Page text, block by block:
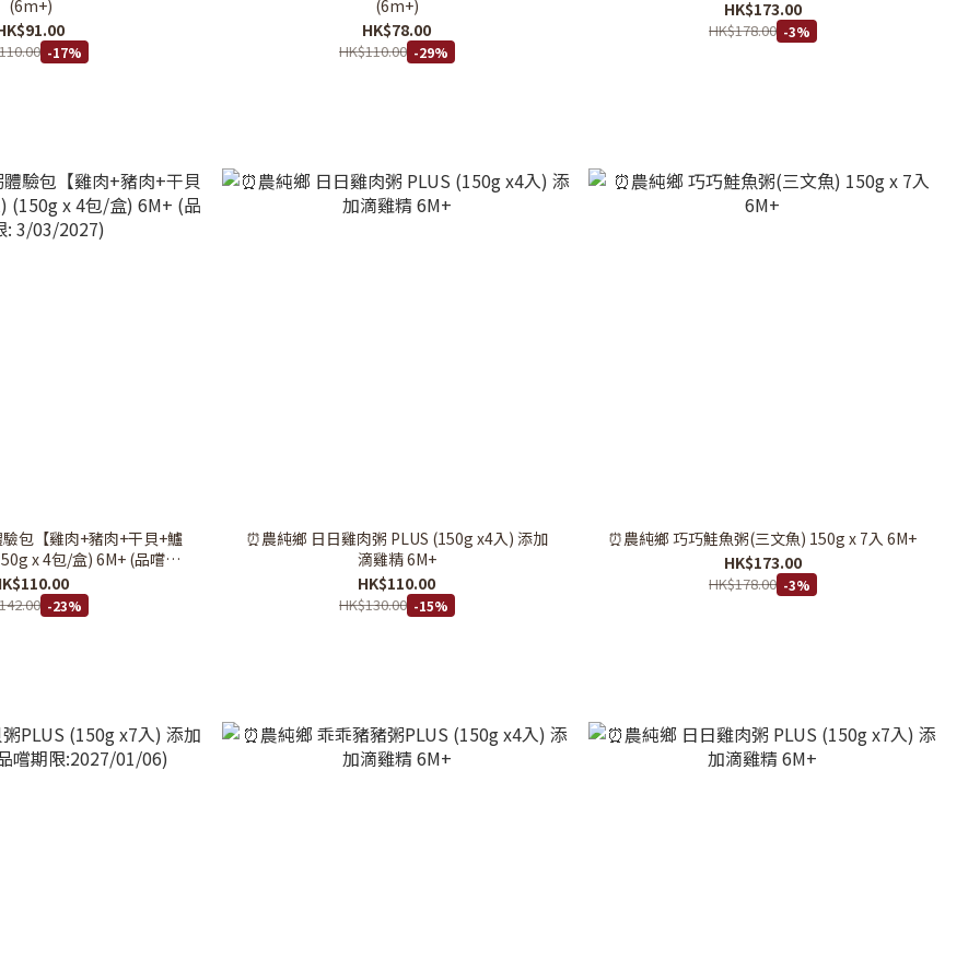
(6m+)
-17%
(6m+)
HK$78.00
HK$110.00 -29%
HK$173.00
HK$178.00 -3%
包【雞肉+豬肉+干貝+鱸
x 4包/盒) 6M+ (品嚐期
03/2027)
-23%
⏰農純鄉 日日雞肉粥 PLUS (150g x4入) 添加
滴雞精 6M+
HK$110.00
HK$130.00 -15%
⏰農純鄉 巧巧鮭魚粥(三文魚) 150g x 7入 6M+
HK$173.00
HK$178.00 -3%